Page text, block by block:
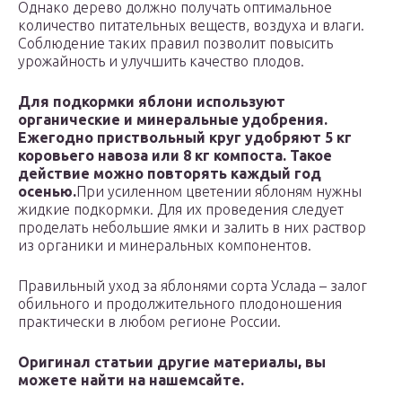
Однако дерево должно получать оптимальное
количество питательных веществ, воздуха и влаги.
Соблюдение таких правил позволит повысить
урожайность и улучшить качество плодов.
Для подкормки яблони используют
органические и минеральные удобрения.
Ежегодно приствольный круг удобряют 5 кг
коровьего навоза или 8 кг компоста. Такое
действие можно повторять каждый год
осенью.При усиленном цветении яблоням нужны
жидкие подкормки. Для их проведения следует
проделать небольшие ямки и залить в них раствор
из органики и минеральных компонентов.
Правильный уход за яблонями сорта Услада – залог
обильного и продолжительного плодоношения
практически в любом регионе России.
Оригинал статьии другие материалы, вы
можете найти на нашемсайте.